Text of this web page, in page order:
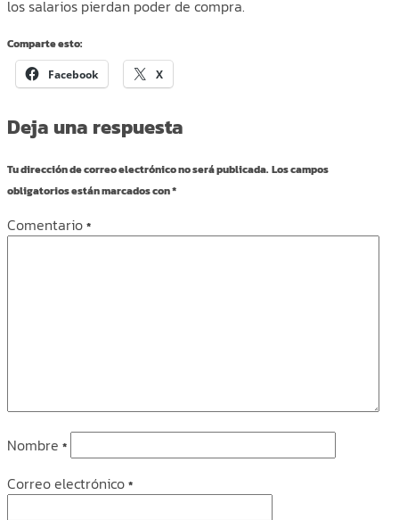
los salarios pierdan poder de compra.
Comparte esto:
Facebook X
Deja una respuesta
Tu dirección de correo electrónico no será publicada. Los campos
obligatorios están marcados con*
Comentario *
Nombre *
Correo electrónico *